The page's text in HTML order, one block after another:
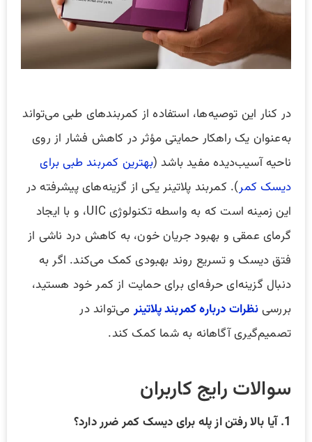
در کنار این توصیه‌ها، استفاده از کمربندهای طبی می‌تواند
به‌عنوان یک راهکار حمایتی مؤثر در کاهش فشار از روی
ناحیه آسیب‌دیده مفید باشد (بهترین کمربند طبی برای
دیسک کمر). کمربند پلاتینر یکی از گزینه‌های پیشرفته در
این زمینه است که به واسطه تکنولوژی UIC، و با ایجاد
گرمای عمقی و بهبود جریان خون، به کاهش درد ناشی از
فتق دیسک و تسریع روند بهبودی کمک می‌کند. اگر به
دنبال گزینه‌ای حرفه‌ای برای حمایت از کمر خود هستید،
بررسینظرات درباره کمربند پلاتینرمی‌تواند در
تصمیم‌گیری آگاهانه به شما کمک کند.
سوالات رایج کاربران
1. آیا بالا رفتن از پله برای دیسک کمر ضرر دارد؟